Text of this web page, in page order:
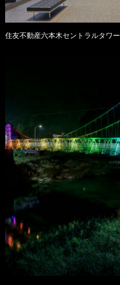
住友不動産六本木セントラルタワー